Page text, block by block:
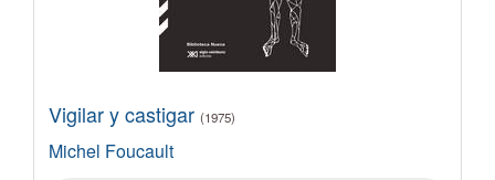
Vigilar y castigar (1975)
Michel Foucault